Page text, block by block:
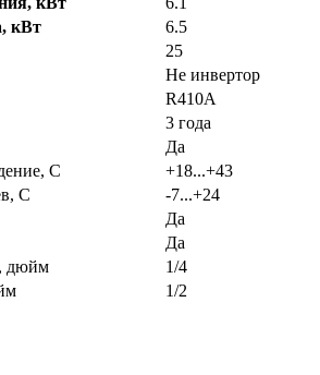
кВт
6.5
25
Не инвертор
R410A
3 года
Да
С
+18...+43
С
-7...+24
Да
Да
дюйм
1/4
1/2